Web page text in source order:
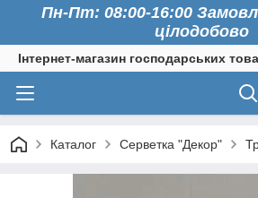
Пн-Пт: 08:00-16:00
цілодобово
Інтернет-магазин господарських
Каталог Серветка "Декор"